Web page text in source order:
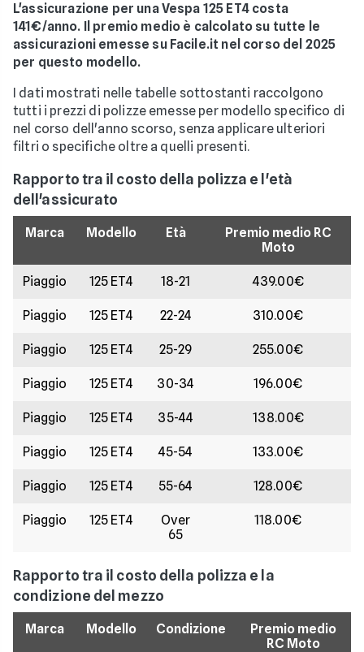
L'assicurazione per una Vespa 125 ET4 costa
141€/anno. Il premio medio è calcolato su tutte le
assicurazioni emesse su Facile.it nel corso del 2025
per questo modello.
I dati mostrati nelle tabelle sottostanti raccolgono
tutti i prezzi di polizze emesse per modello specifico di
nel corso dell'anno scorso, senza applicare ulteriori
filtri o specifiche oltre a quelli presenti.
Rapporto tra il costo della polizza e l'età
dell'assicurato
Marca Modello Età
Premio medio RC
Moto
Piaggio 125 ET4 18-21 439.00€
Piaggio 125 ET4 22-24 310.00€
Piaggio 125 ET4 25-29 255.00€
Piaggio 125 ET4 30-34 196.00€
Piaggio 125 ET4 35-44 138.00€
Piaggio 125 ET4 45-54 133.00€
Piaggio 125 ET4 55-64 128.00€
Piaggio 125 ET4
Over
65
118.00€
Rapporto tra il costo della polizza e la
condizione del mezzo
Marca Modello Condizione
Premio medio
RC Moto